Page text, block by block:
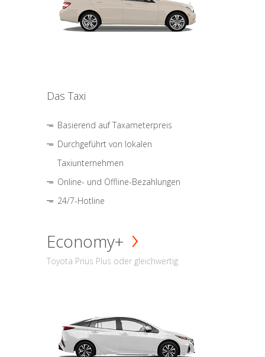
Das Taxi
Basierend auf Taxameterpreis
Durchgeführt von lokalen
Taxiunternehmen
Online- und Offline-Bezahlungen
24/7-Hotline
Economy+
Toyota Prius Plus oder gleichwertig